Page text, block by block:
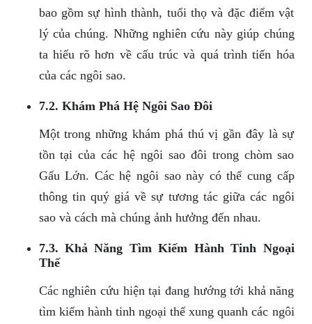
bao gồm sự hình thành, tuổi thọ và đặc điểm vật
lý của chúng. Những nghiên cứu này giúp chúng
ta hiểu rõ hơn về cấu trúc và quá trình tiến hóa
của các ngôi sao.
7.2. Khám Phá Hệ Ngôi Sao Đôi
Một trong những khám phá thú vị gần đây là sự
tồn tại của các hệ ngôi sao đôi trong chòm sao
Gấu Lớn. Các hệ ngôi sao này có thể cung cấp
thông tin quý giá về sự tương tác giữa các ngôi
sao và cách mà chúng ảnh hưởng đến nhau.
7.3. Khả Năng Tìm Kiếm Hành Tinh Ngoại
Thế
Các nghiên cứu hiện tại đang hướng tới khả năng
tìm kiếm hành tinh ngoại thế xung quanh các ngôi